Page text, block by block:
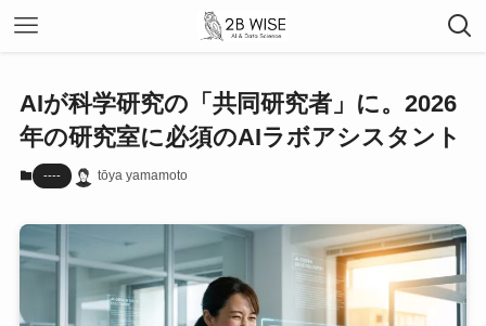
AIが科学研究の「共同研究者」に。2026
年の研究室に必須のAIラボアシスタント
---- tōya yamamoto